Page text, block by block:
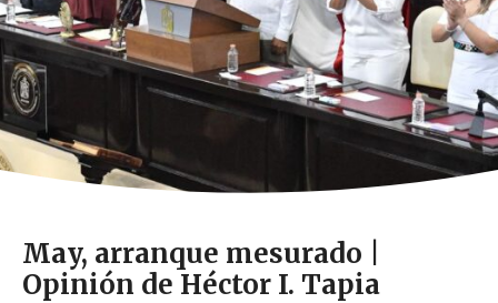
May, arranque mesurado |
Opinión de Héctor I. Tapia